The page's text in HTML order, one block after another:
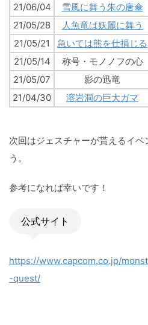
21/06/04
雪風に舞う朱の唐傘
21/05/28
人魚竜は妖麗に舞う
21/05/21
急いては熊を仕損じる
21/05/14
称号・モノノフの心
21/05/07
影の迅竜
21/04/30
溶岩洞の巨大ガマ
次回はジェスチャーが貰えるイベ
う。
参考になれば幸いです！
公式サイト
https://www.capcom.co.jp/
-quest/